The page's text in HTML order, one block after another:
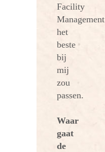
Facility
Management
het
beste
bij
mij
zou
passen.
Waar
gaat
de